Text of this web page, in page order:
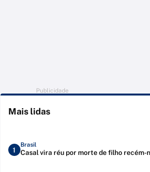
Publicidade
Mais lidas
1
Brasil
Casal vira réu por morte de filho recém-